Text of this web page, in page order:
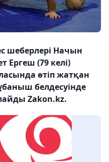
шеберлері Начын
Ергеш (79 келі)
өтіп жатқан
белдесуінде
Zakon.kz.